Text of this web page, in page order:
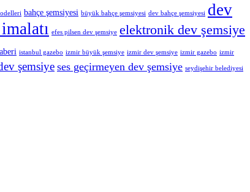
bahçe şemsiyesi büyük bahçe şemsiyesi dev bahçe şemsiyesi dev
efes pilsen dev şemsiye elektronik dev şemsiye
istanbul gazebo izmir büyük şemsiye izmir dev şemsiye izmir gazebo izmir
şemsiye ses geçirmeyen dev şemsiye seydişehir belediyesi